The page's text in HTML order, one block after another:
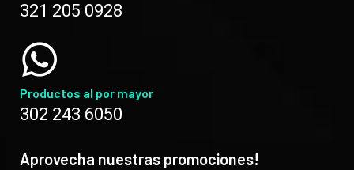
321 205 0928
Productos al por mayor
302 243 6050
Aprovecha nuestras promociones!